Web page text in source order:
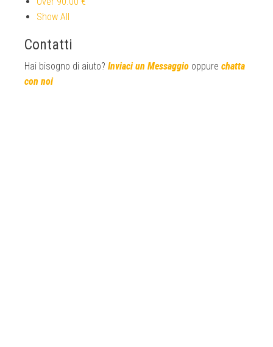
Show All
Contatti
Hai bisogno di aiuto? Inviaci un Messaggio oppure chatta
con noi